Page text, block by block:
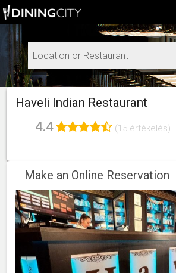
Home
Add restaurant
HU
Haveli Indian Restaurant
4.4 (15 értékelés)
Make an Online Reservation